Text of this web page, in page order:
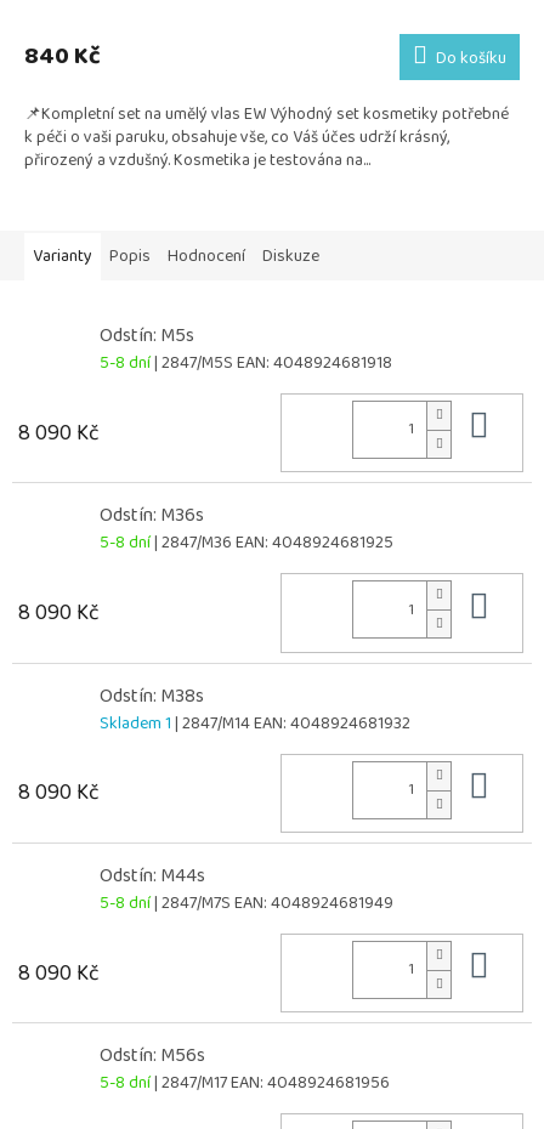
produktu
je
z
5
hvězdiček.
840 Kč Do košíku
📌Kompletní set na umělý vlas EW Výhodný set kosmetiky potřebné
k péči o vaši paruku, obsahuje vše, co Váš účes udrží krásný,
přirozený a vzdušný. Kosmetika je testována na...
Varianty Popis Hodnocení Diskuze
Odstín: M5s
5-8 dní| 2847/M5SEAN:4048924681918
8 090 Kč
Odstín: M36s
5-8 dní| 2847/M36EAN:4048924681925
8 090 Kč
Odstín: M38s
Skladem 1| 2847/M14EAN:4048924681932
8 090 Kč
Odstín: M44s
5-8 dní| 2847/M7SEAN:4048924681949
8 090 Kč
Odstín: M56s
5-8 dní| 2847/M17EAN:4048924681956